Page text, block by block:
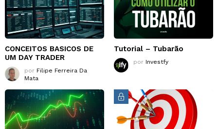
CONCEITOS BASICOS DE
UM DAY TRADER
por Filipe Ferreira Da
Mata
Tutorial – Tubarão
por Investfy